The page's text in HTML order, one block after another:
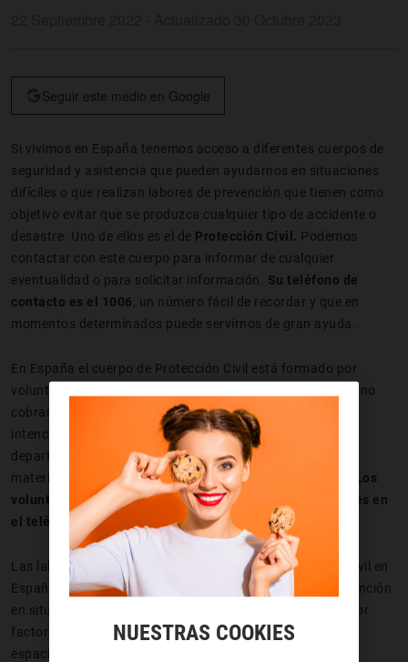
Seguir este medio en Google
Si vivimos en España tenemos acceso a diferentes cuerpos de
seguridad y asistencia que pueden ayudarnos en situaciones
difíciles o que realizan labores de prevención que tienen como
objetivo evitar que se produzca cualquier tipo de accidente o
desastre. Uno de ellos es el de Protección Civil. Podemos
contactar con este cuerpo para informar de cualquier
eventualidad o para solicitar información. Su teléfono de
contacto es el 1006 , un número fácil de recordar y que en
momentos determinados puede servirnos de gran ayuda.
En España el cuerpo de Protección Civil está formado por
voluntarios. Es decir, las personas que forman parte de él no
cobran por sus intervenciones, realizan un trabajo con la
intención de ayudar, aprender y contribuir, aunque este
departamento sí dispone de ayuda estatal para adquirir
material y tener una estructura que le permita intervenir.
Los
voluntarios de Protección Civil siempre están disponibles en
el teléfono 1006.
Las labores concretas de los voluntarios de Protección Civil en
España se centran en analizar y ejecutar labores de prevención
en situaciones que puedan generar algún tipo de riesgo por
factores como una gran aglomeración de personas en un
espacio relativamente pequeño. Además de esto, tienen
NUESTRAS COOKIES